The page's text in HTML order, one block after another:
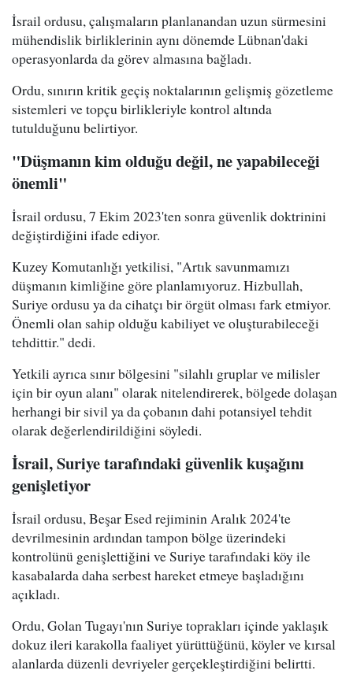
İsrail ordusu, çalışmaların planlanandan uzun sürmesini
mühendislik birliklerinin aynı dönemde Lübnan'daki
operasyonlarda da görev almasına bağladı.
Ordu, sınırın kritik geçiş noktalarının gelişmiş gözetleme
sistemleri ve topçu birlikleriyle kontrol altında
tutulduğunu belirtiyor.
"Düşmanın kim olduğu değil, ne yapabileceği
önemli"
İsrail ordusu, 7 Ekim 2023'ten sonra güvenlik doktrinini
değiştirdiğini ifade ediyor.
Kuzey Komutanlığı yetkilisi, "Artık savunmamızı
düşmanın kimliğine göre planlamıyoruz. Hizbullah,
Suriye ordusu ya da cihatçı bir örgüt olması fark etmiyor.
Önemli olan sahip olduğu kabiliyet ve oluşturabileceği
tehdittir." dedi.
Yetkili ayrıca sınır bölgesini "silahlı gruplar ve milisler
için bir oyun alanı" olarak nitelendirerek, bölgede dolaşan
herhangi bir sivil ya da çobanın dahi potansiyel tehdit
olarak değerlendirildiğini söyledi.
İsrail, Suriye tarafındaki güvenlik kuşağını
genişletiyor
İsrail ordusu, Beşar Esed rejiminin Aralık 2024'te
devrilmesinin ardından tampon bölge üzerindeki
kontrolünü genişlettiğini ve Suriye tarafındaki köy ile
kasabalarda daha serbest hareket etmeye başladığını
açıkladı.
Ordu, Golan Tugayı'nın Suriye toprakları içinde yaklaşık
dokuz ileri karakolla faaliyet yürüttüğünü, köyler ve kırsal
alanlarda düzenli devriyeler gerçekleştirdiğini belirtti.